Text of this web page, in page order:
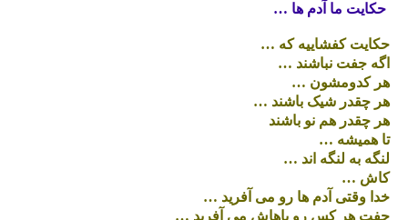
حکایت ما آدم ها …
حکایت کفشاییه که …
اگه جفت نباشند …
هر کدومشون …
هر چقدر شیک باشند …
هر چقدر هم نو باشند
تا همیشه …
لنگه به لنگه اند …
کاش …
خدا وقتی آدم ها رو می آفرید …
جفت هر کس رو باهاش می آفرید …